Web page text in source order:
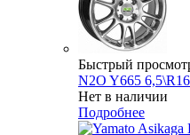
Быстрый
N2O Y665
Нет в наличии
Подробнее